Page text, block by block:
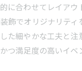
に合わせてレイアウ
飾でオリジナリティ
た細やかな工夫と注
つ満足度の高いイベ